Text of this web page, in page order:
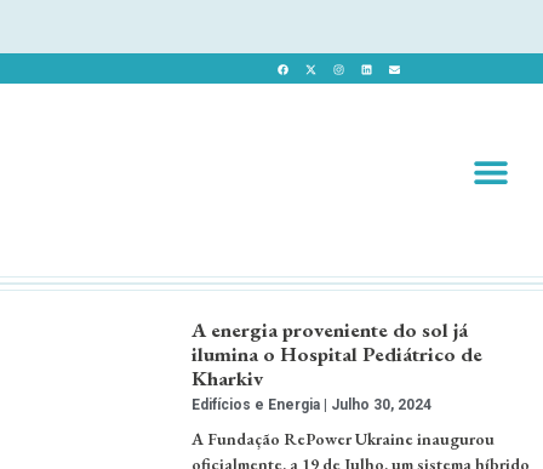
A energia proveniente do sol já
ilumina o Hospital Pediátrico de
Kharkiv
Edifícios e Energia Julho 30, 2024
A Fundação RePower Ukraine inaugurou
oficialmente, a 19 de Julho, um sistema híbrido